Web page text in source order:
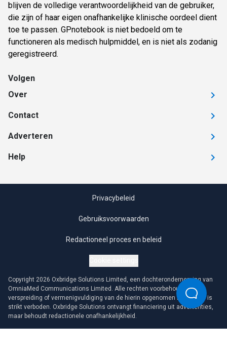
blijven de volledige verantwoordelijkheid van de gebruiker,
die zijn of haar eigen onafhankelijke klinische oordeel dient
toe te passen. GPnotebook is niet bedoeld om te
functioneren als medisch hulpmiddel, en is niet als zodanig
geregistreerd.
Volgen
Over
Contact
Adverteren
Help
Privacybeleid
Gebruiksvoorwaarden
Redactioneel proces en beleid
Copyright 2026 Oxbridge Solutions Limited, een dochteronderneming van
OmniaMed Communications Limited. Alle rechten voorbehouden. Elke
verspreiding of vermenigvuldiging van de hierin opgenomen informatie is
strikt verboden. Oxbridge Solutions ontvangt financiering uit advertenties,
maar behoudt redactionele onafhankelijkheid.